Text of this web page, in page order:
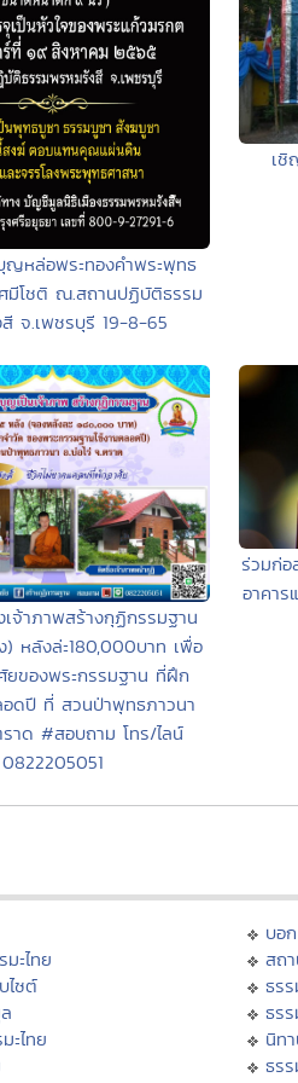
หล่อพระทองคำพระพุทธ
โชติ ณ.สถานปฏิบัติธรรม
จ.เพชรบุรี 19-8-65
เ
จ้าภาพสร้างกุฏิกรรมฐาน
) หลังล่ะ180,000บาท เพื่อ
ยของพระกรรมฐาน ที่ฝึก
ดปี ที่ สวนป่าพุทธภาวนา
ราด #สอบถาม โทร/ไลน์
0822205051
ร่วมก่อ
อาคาร
ะไทย
ไซต์
ะไทย
บอ
สถ
ธร
ธร
นิท
ธร